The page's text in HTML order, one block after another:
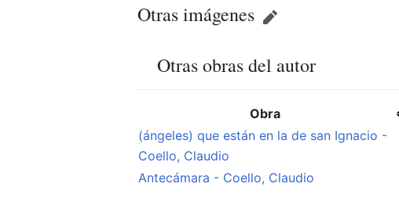
Otras imágenes
Otras obras del autor
Obra
(ángeles) que están en la de san Ignacio -
Coello, Claudio
Antecámara - Coello, Claudio